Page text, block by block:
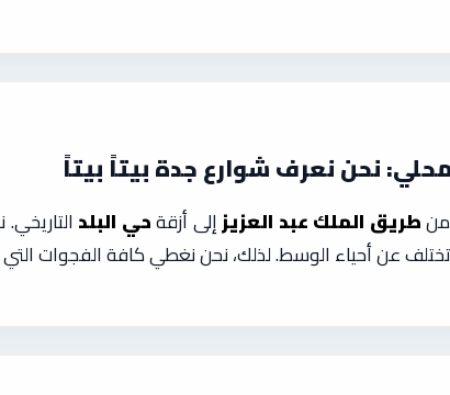
نحن نعرف شوارع جدة بيتاً بيتاً
منطريق الملك عبد العزيزإلى أزقةحي البلد
عن أحياء الوسط. لذلك، نحن نغطي كافة الفجوات